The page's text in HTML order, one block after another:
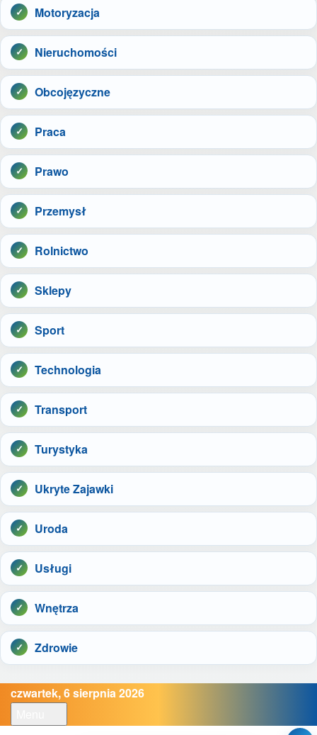
Motoryzacja
Nieruchomości
Obcojęzyczne
Praca
Prawo
Przemysł
Rolnictwo
Sklepy
Sport
Technologia
Transport
Turystyka
Ukryte Zajawki
Uroda
Usługi
Wnętrza
Zdrowie
czwartek, 6 sierpnia 2026